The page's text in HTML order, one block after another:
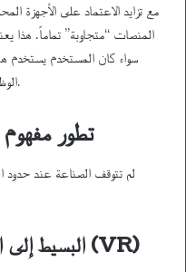
مع تزايد الاعتماد على الأجهزة
المنصات “متجاوبة” تماماً. هذا
سواء كان المستخدم يستخدم
الوظائف والسرعة دون أي نقص في الجودة البصرية.
تطور مفهوم
لم تتوقف الصناعة عند حدود
من HTML البسيط إلى الواقع الافتراضي (VR)